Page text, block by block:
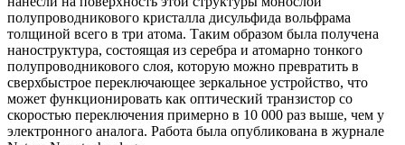
полупроводникового кристалла дисульфида вольфрама
толщиной всего в три атома. Таким образом была получена
наноструктура, состоящая из серебра и атомарно тонкого
полупроводникового слоя, которую можно превратить в
сверхбыстрое переключающее зеркальное устройство, что
может функционировать как оптический транзистор со
скоростью переключения примерно в 10 000 раз выше, чем у
электронного аналога. Работа была опубликована в журнале